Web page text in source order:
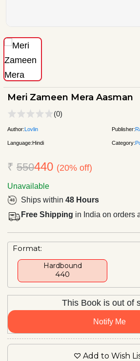
Meri Zameen Mera Aasman
(0)
Author:Lovlin Publisher:
Language:Hindi Category:
₹ 550440 (20% off)
Unavailable
Ships within 48 Hours
Free Shipping in India on orders
Format:
Hardbound
₹440
This Book is out of
Notify Me
Add to Wish